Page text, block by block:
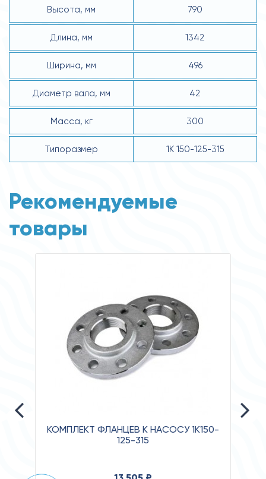
Высота, мм 790
Длина, мм 1342
Ширина, мм 496
Диаметр вала, мм 42
Масса, кг 300
Типоразмер 1К 150-125-315
Рекомендуемые
товары
КОМПЛЕКТ ФЛАНЦЕВ К НАСОСУ 1К150-
125-315